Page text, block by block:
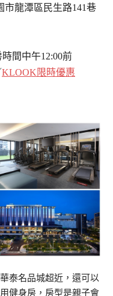
市龍潭區民生路141巷
間中午12:00前
KLOOK限時優惠
泰名品城超近，還可以
健身房，房型是親子會